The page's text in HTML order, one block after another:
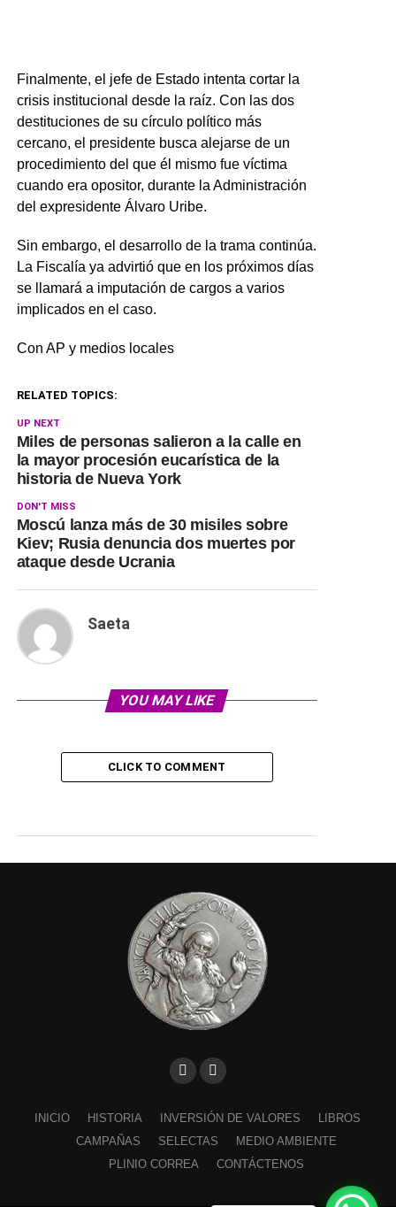
Finalmente, el jefe de Estado intenta cortar la
crisis institucional desde la raíz. Con las dos
destituciones de su círculo político más
cercano, el presidente busca alejarse de un
procedimiento del que él mismo fue víctima
cuando era opositor, durante la Administración
del expresidente Álvaro Uribe.
Sin embargo, el desarrollo de la trama continúa.
La Fiscalía ya advirtió que en los próximos días
se llamará a imputación de cargos a varios
implicados en el caso.
Con AP y medios locales
RELATED TOPICS:
UP NEXT
Miles de personas salieron a la calle en
la mayor procesión eucarística de la
historia de Nueva York
DON'T MISS
Moscú lanza más de 30 misiles sobre
Kiev; Rusia denuncia dos muertes por
ataque desde Ucrania
Saeta
YOU MAY LIKE
CLICK TO COMMENT
INICIO HISTORIA INVERSIÓN DE VALORES
LIBROS
CAMPAÑAS
SELECTAS
MEDIO AMBIENTE
PLINIO CORREA
CONTÁCTENOS